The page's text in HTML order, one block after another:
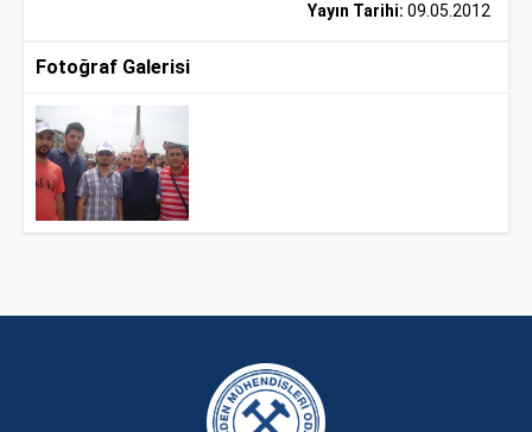
Yayın Tarihi: 09.05.2012
Fotoğraf Galerisi